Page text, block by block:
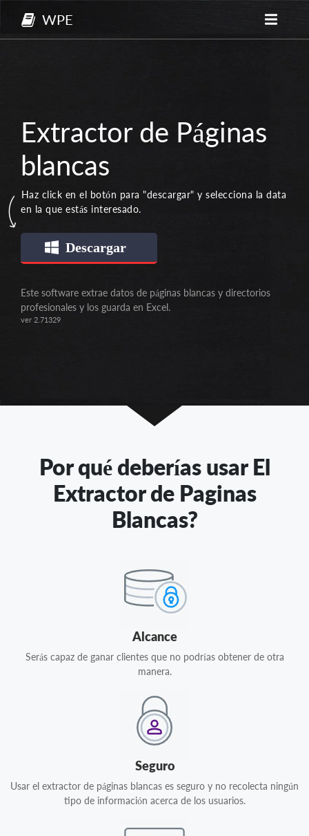
WPE
Extractor de Páginas
blancas
Haz click en el botón para "descargar" y selecciona la data
en la que estás interesado.
Descargar
Este software extrae datos de páginas blancas y directorios
profesionales y los guarda en Excel.
ver 2.71329
Por qué deberías usar El
Extractor de Paginas
Blancas?
Alcance
Serás capaz de ganar clientes que no podrías obtener de otra
manera.
Seguro
Usar el extractor de páginas blancas es seguro y no recolecta ningún
tipo de información acerca de los usuarios.